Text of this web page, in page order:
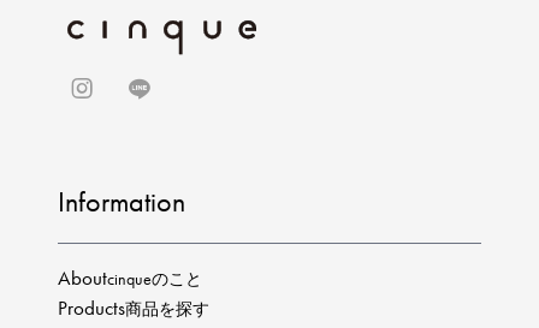
Information
Aboutcinqueのこと
Products商品を探す